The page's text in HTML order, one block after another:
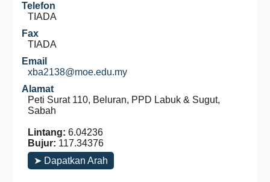
Telefon
TIADA
Fax
TIADA
Email
xba2138@moe.edu.my
Alamat
Peti Surat 110, Beluran, PPD Labuk & Sugut,
Sabah
Lintang: 6.04236
Bujur: 117.34376
➤ Dapatkan Arah